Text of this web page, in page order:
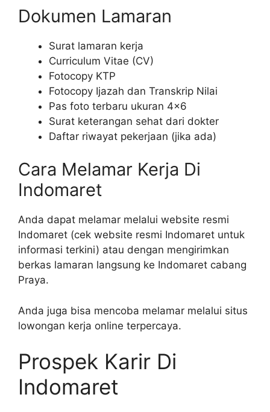
Dokumen Lamaran
Surat lamaran kerja
Curriculum Vitae (CV)
Fotocopy KTP
Fotocopy Ijazah dan Transkrip Nilai
Pas foto terbaru ukuran 4×6
Surat keterangan sehat dari dokter
Daftar riwayat pekerjaan (jika ada)
Cara Melamar Kerja Di
Indomaret
Anda dapat melamar melalui website resmi
Indomaret (cek website resmi Indomaret untuk
informasi terkini) atau dengan mengirimkan
berkas lamaran langsung ke Indomaret cabang
Praya.
Anda juga bisa mencoba melamar melalui situs
lowongan kerja online terpercaya.
Prospek Karir Di
Indomaret